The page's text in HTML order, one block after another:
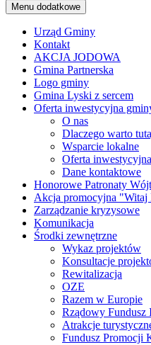
Menu dodatkowe
Urząd Gminy
Kontakt
AKCJA JODOWA
Gmina Partnerska
Logo gminy
Gmina Lyski z sercem
Oferta inwestycyjna
O nas
Dlaczego warto
Wsparcie lokalne
Oferta inwestycyjna
Dane kontaktowe
Honorowe Patronaty
Akcja promocyjna
Zarządzanie kryzysowe
Komunikacja
Środki zewnętrzne
Wykaz projektów
Konsultacje
Rewitalizacja
OZE
Razem w Europie
Rządowy
Atrakcje
Fundusz Promocji